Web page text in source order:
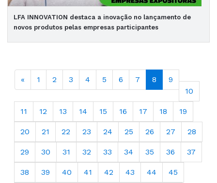
LFA INNOVATION destaca a inovação no lançamento de
novos produtos pelas empresas participantes
« 1 2 3 4 5 6 7 8
9
10
11 12 13 14 15 16 17 18 19
20 21 22 23 24 25 26 27 28
29 30 31 32 33 34 35 36 37
38 39 40 41 42 43 44 45